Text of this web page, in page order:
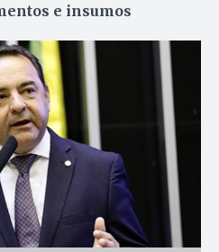
e insumos